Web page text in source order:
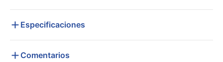
Especificaciones
Comentarios